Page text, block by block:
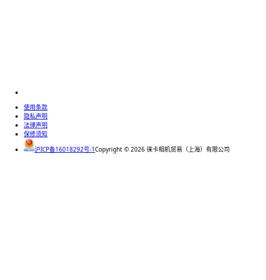
使用条款
隐私声明
法律声明
保修须知
沪ICP备16018292号-1Copyright © 2026 徕卡相机贸易（上海）有限公司